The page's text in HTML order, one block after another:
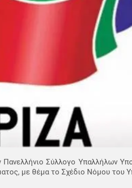
Σύλλογο Υπαλλήλων
με θέμα το Σχέδιο Νόμου του